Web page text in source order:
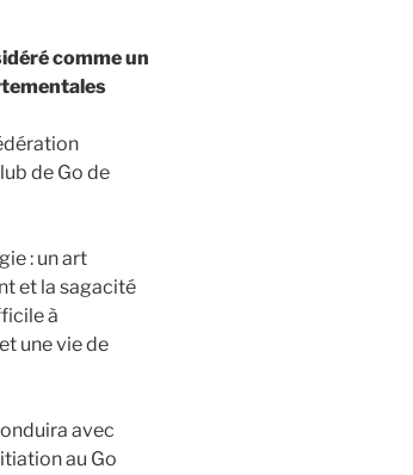
comme un
de Go de
: un art
et la sagacité
à
une vie de
avec
au Go